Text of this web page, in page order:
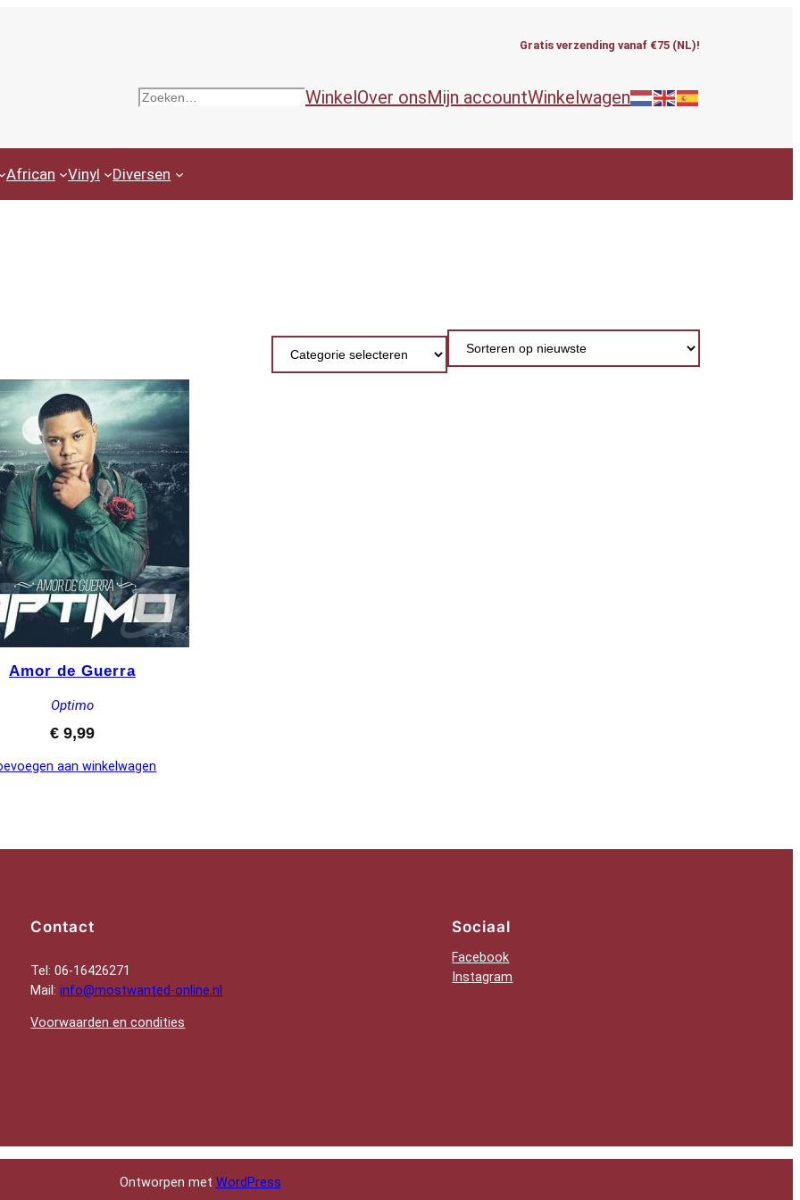
Gratis verzending vanaf €75 (NL)!
Zoeken WinkelOver onsMijn accountWinkelwagen
African Vinyl Diversen
Productcategorieën
Amor de Guerra
Optimo
€9,99
aan winkelwagen
Contact
Tel: 06-16426271
Mail:info@mostwanted-online.nl
Voorwaarden en condities
Sociaal
Facebook
Instagram
Ontworpen met WordPress